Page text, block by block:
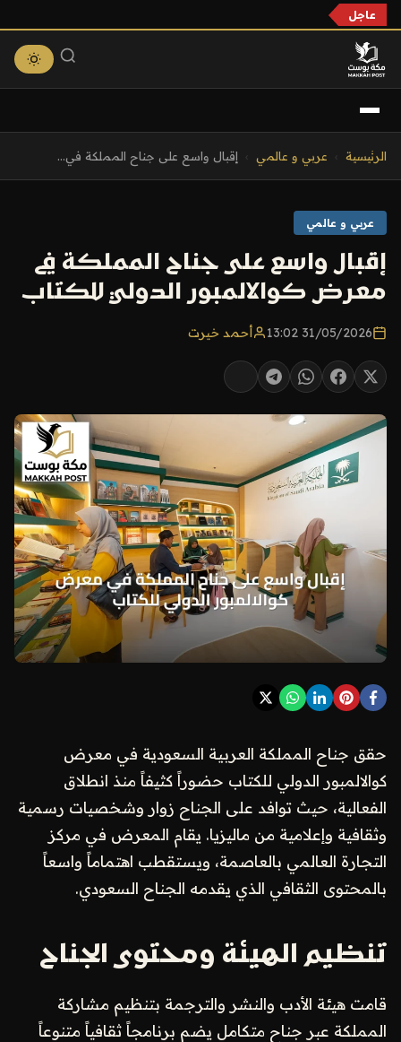
عاجل
الرئيسية عربي و عالمي إقبال واسع على جناح المملكة في...
عربي و عالمي
إقبال واسع على جناح المملكة في
معرض كوالالمبور الدولي للكتاب
31/05/2026 13:02 أحمد خيرت
حقق جناح المملكة العربية السعودية في معرض
كوالالمبور الدولي للكتاب حضوراً كثيفاً منذ انطلاق
الفعالية، حيث توافد على الجناح زوار وشخصيات رسمية
وثقافية وإعلامية من ماليزيا. يقام المعرض في مركز
التجارة العالمي بالعاصمة، ويستقطب اهتماماً واسعاً
بالمحتوى الثقافي الذي يقدمه الجناح السعودي.
تنظيم الهيئة ومحتوى الجناح
قامت هيئة الأدب والنشر والترجمة بتنظيم مشاركة
المملكة عبر جناح متكامل يضم برنامجاً ثقافياً متنوعاً